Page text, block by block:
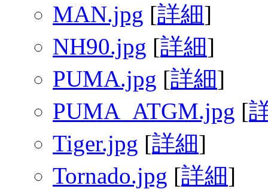
MAN.jpg [詳細]
NH90.jpg [詳細]
PUMA.jpg [詳細]
PUMA_ATGM.jpg [
Tiger.jpg [詳細]
Tornado.jpg [詳細]